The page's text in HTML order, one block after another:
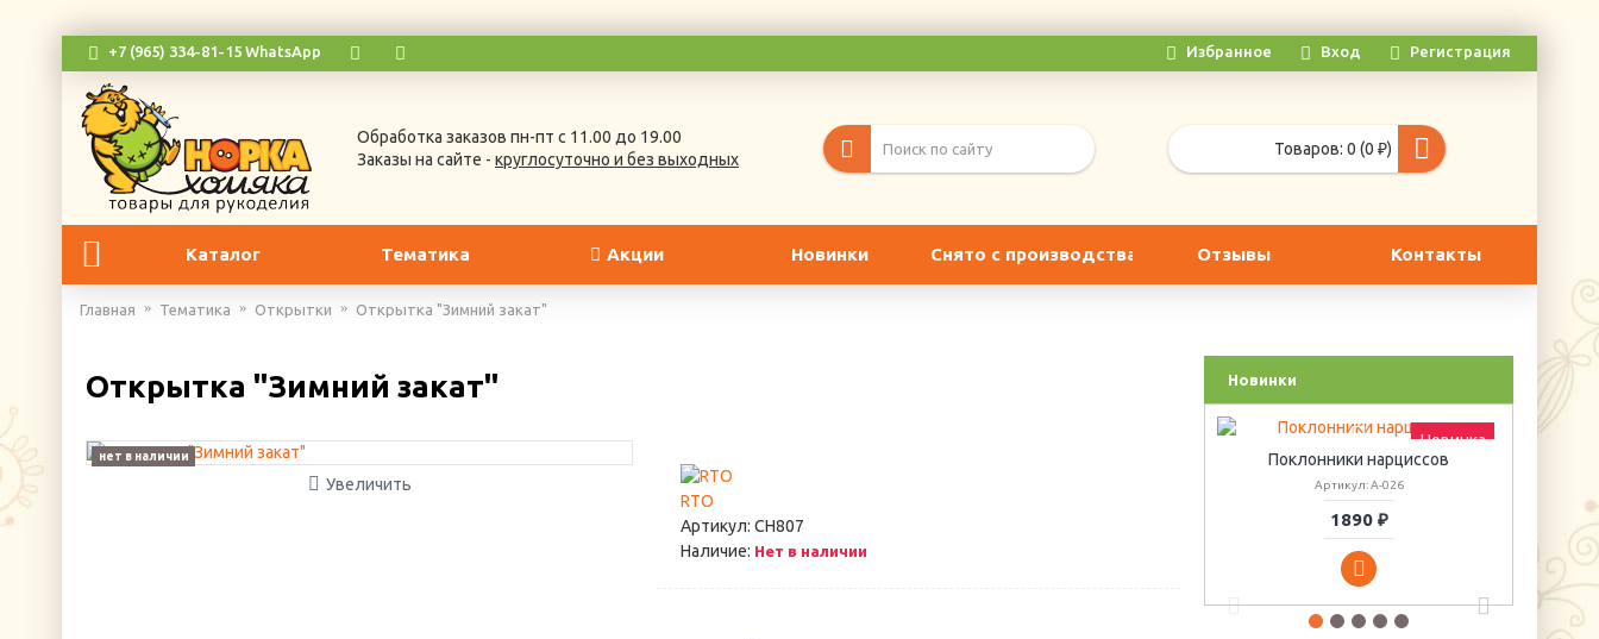
+7 (965) 334-81-15 WhatsApp Избранное Вход Регистрация
Обработка заказов пн-пт с 11.00 до 19.00
Заказы на сайте - круглосуточно и без выходных
Товаров: 0 (0 ₽)
Каталог Тематика Акции Новинки Снято с производства Отзывы Контакты
Главная Тематика Открытки Открытка "Зимний закат"
Новинки
Новинка
Поклонники нарциссов
Артикул: А-026
1890 ₽
Открытка "Зимний закат"
нет в наличии
Увеличить
RTO
Артикул: СН807
Наличие: Нет в наличии